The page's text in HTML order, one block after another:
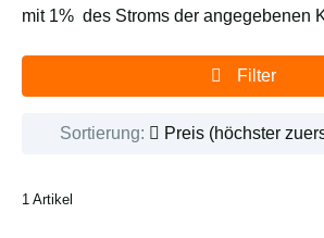
mit 1% des Stroms der angegebenen
je 1A ergibt 100Ah effektive Kapazität
Filter
Sortierung: Preis (höchster
1 Artikel